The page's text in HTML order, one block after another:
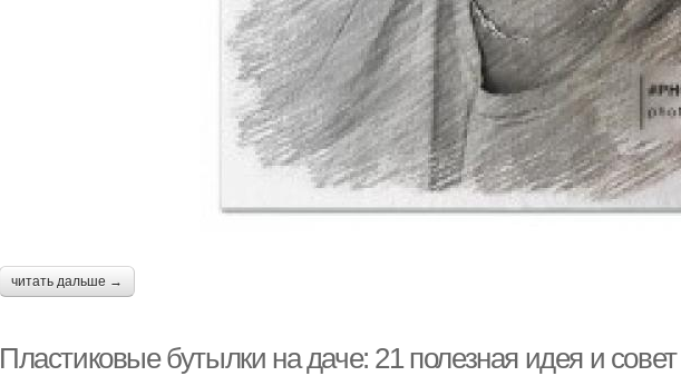
читать дальше →
Пластиковые бутылки на даче: 21 полезная идея и совет